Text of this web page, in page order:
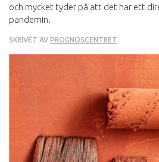
och mycket tyder på att det har ett
pandemin.
SKRIVET AV PROGNOSCENTRET